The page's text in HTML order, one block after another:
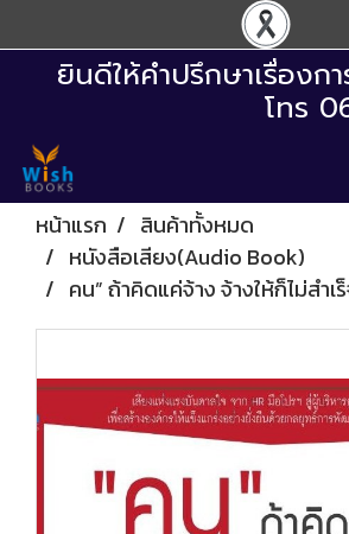
ยินดีให้คำปรึกษาเรื่องก
โทร
หน้าแรก
สินค้าทั้งหมด
หนังสือเสียง(Audio Book)
คน” ถ้าคิดแค่จ้าง จ้างให้ก็ไม่สำเ